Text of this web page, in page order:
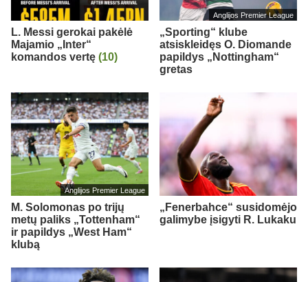
L. Messi gerokai pakėlė
Majamio „Inter“
komandos vertę (10)
Anglijos Premier League
„Sporting“ klube
atsiskleidęs O. Diomande
papildys „Nottingham“
gretas
Anglijos Premier League
M. Solomonas po trijų
metų paliks „Tottenham“
ir papildys „West Ham“
klubą
„Fenerbahce“ susidomėjo
galimybe įsigyti R. Lukaku